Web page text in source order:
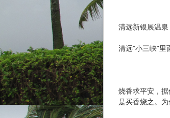
清远新银展温泉
清远“小三峡”
烧香求平安，
是买香烧之。